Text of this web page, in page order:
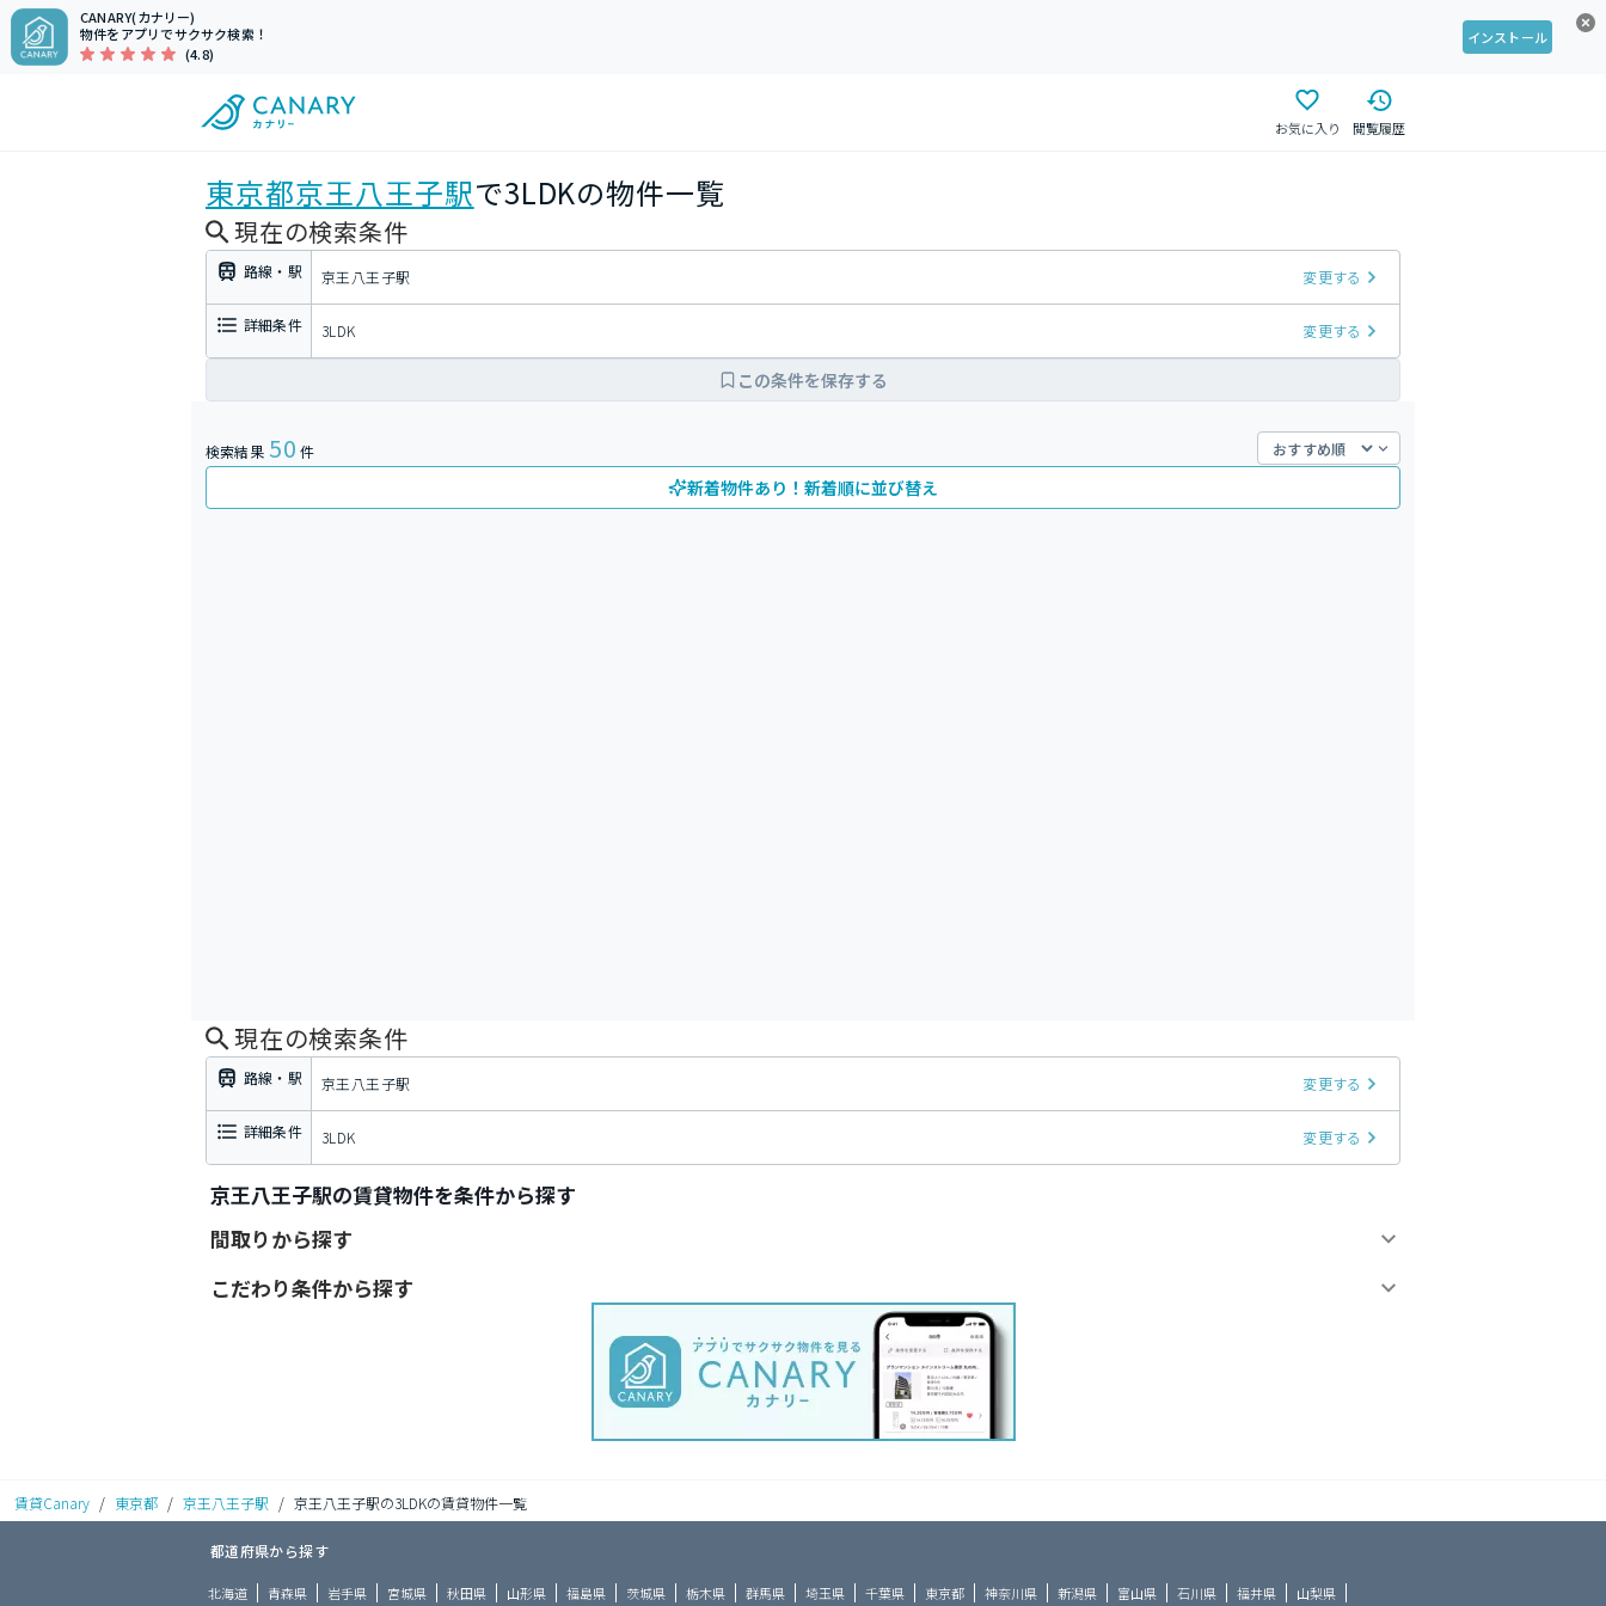
CANARY(カナリー)
物件をアプリでサクサク検索！
(4.8)
インストール
お気に入り 閲覧履歴
東京都京王八王子駅で3LDKの物件一覧
現在の検索条件
路線・駅 京王八王子駅 変更する
詳細条件 3LDK 変更する
この条件を保存する
検索結果 50 件
新着物件あり！新着順に並び替え
現在の検索条件
路線・駅 京王八王子駅 変更する
詳細条件 3LDK 変更する
京王八王子駅の賃貸物件を条件から探す
間取りから探す
こだわり条件から探す
賃貸Canary / 東京都 / 京王八王子駅 / 京王八王子駅の3LDKの賃貸物件一覧
都道府県から探す
北海道 青森県 岩手県 宮城県 秋田県 山形県 福島県 茨城県 栃木県 群馬県 埼玉県 千葉県 東京都 神奈川県 新潟県 富山県 石川県 福井県 山梨県